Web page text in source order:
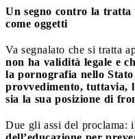
Un segno contro la tratta
come oggetti
Va segnalato che si tratta
non ha validità legale e
la pornografia nello
provvedimento, tuttavia,
sia la sua posizione di
Due gli assi del proclama: